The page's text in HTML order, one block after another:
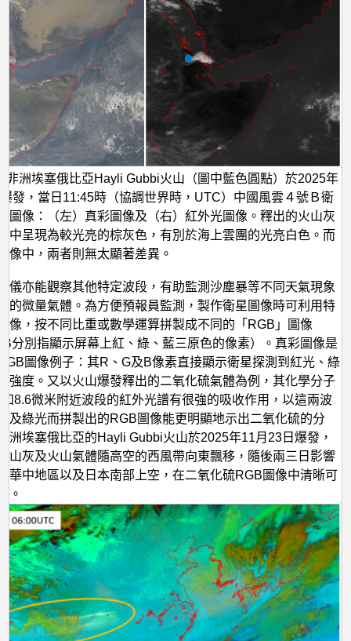
洲埃塞俄比亞Hayli Gubbi火山（圖中藍色圓點）於2025年
發，當日11:45時（協調世界時，UTC）中國風雲４號Ｂ衛
圖像：（左）真彩圖像及（右）紅外光圖像。釋出的火山灰
中呈現為較光亮的棕灰色，有別於海上雲團的光亮白色。而
像中，兩者則無太顯著差異。
儀亦能觀察其他特定波段，有助監測沙塵暴等不同天氣現象
的微量氣體。為方便預報員監測，製作衛星圖像時可利用特
像，按不同比重或數學運算拼製成不同的「RGB」圖像
分別指顯示屏幕上紅、綠、藍三原色的像素）。真彩圖像是
圖像例子：其R、G及B像素直接顯示衛星探測到紅光、綠
強度。又以火山爆發釋出的二氧化硫氣體為例，其化學分子
8.6微米附近波段的紅外光譜有很強的吸收作用，以這兩波
及綠光而拼製出的RGB圖像能更明顯地示出二氧化硫的分
洲埃塞俄比亞的Hayli Gubbi火山於2025年11月23日爆發，
山灰及火山氣體隨高空的西風帶向東飄移，隨後兩三日影響
華中地區以及日本南部上空，在二氧化硫RGB圖像中清晰可
。